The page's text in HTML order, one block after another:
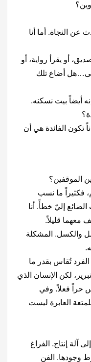
عن النجاة. أما أنا
أو يقرأ رواية، أو
أضاع تلك
أيضاً بيت نسكنه.
تكون الفائدة هي أن
الموقفين؟
فكثيراً ما نسب
إليّ خطأً. أنا
معهما قليلاً.
والكسل. المشكلة
الفرد تُقاس بقدر ما
لكن الإنسان الذي
حراً فعلاً. وفي
العابرة ليست
آلة إنتاج. الفراغ
وجودها. الفن